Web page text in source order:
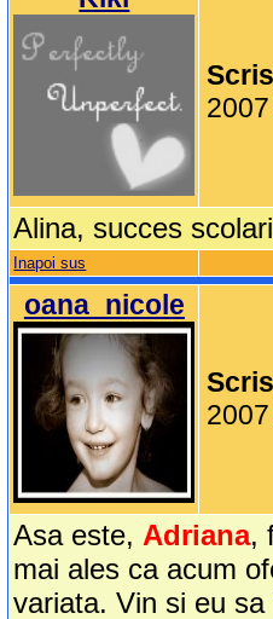
Alina, succes
Inapoi sus
oana_nicole
Asa este, Adriana,
mai ales ca acum
variata. Vin si eu